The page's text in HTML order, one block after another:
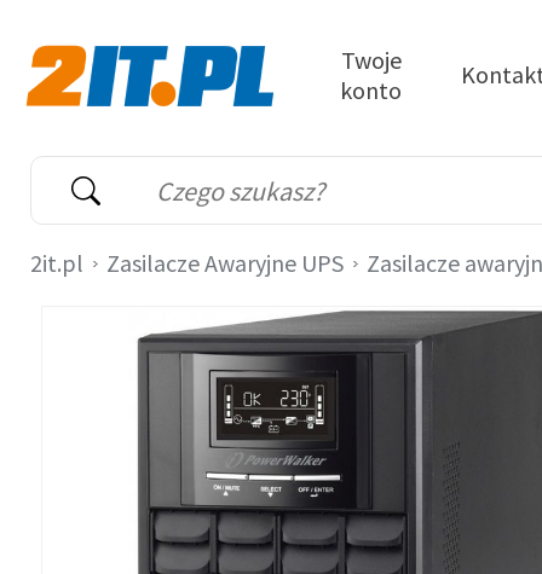
Wyszukiwarka
Słowo kluczowe
Twoje
konto
2it.pl Zasilacze Awaryjne UPS Zasilacze